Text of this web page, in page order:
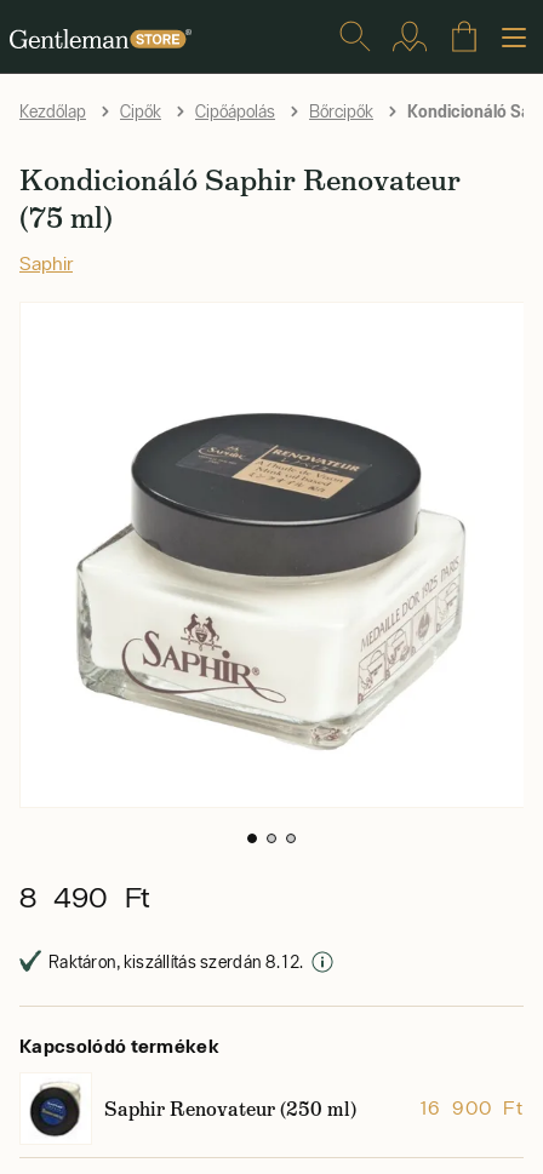
Kezdőlap Cipők Cipőápolás Bőrcipők Kondicionáló
Kondicionáló Saphir Renovateur
(75 ml)
Saphir
8 490 Ft
Raktáron, kiszállítás szerdán 8. 12.
Kapcsolódó termékek
Saphir Renovateur (250 ml) 16 900 Ft